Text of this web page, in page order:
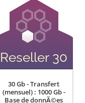
Reseller 30
30 Gb - Transfert
(mensuel) : 1000 Gb -
Base de donnÃ©es